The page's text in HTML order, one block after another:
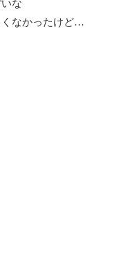
な
くなかったけど…